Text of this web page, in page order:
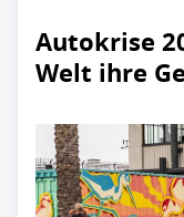
Autokrise
Welt ihre